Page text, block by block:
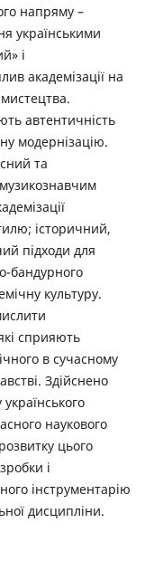
напряму –
українськими
і
академізації на
мистецтва.
автентичність
модернізацію.
та
історичний,
підходи для
бандурного
культуру.
сприяють
в сучасному
Здійснено
наукового
цього
і
інструментарію
дисципліни.